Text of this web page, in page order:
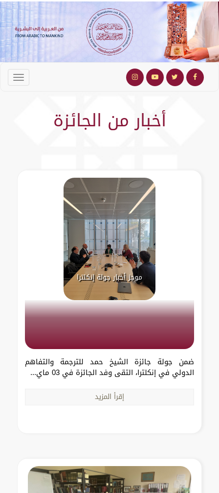
أخبار من الجائزة
موجز أخبار جولة إنكلترا
ضمن جولة جائزة الشيخ حمد للترجمة والتفاهم
الدولي في إنكلترا، التقى وفد الجائزة في 03 ماي...
إقرأ المزيد